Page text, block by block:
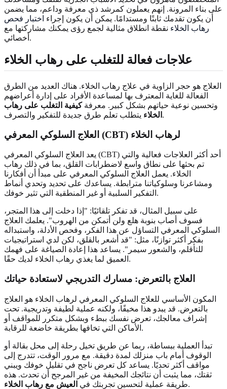
على بناء المرونة. إنهم يعملون كمرشد ذي معرفة وداعم، مما يضمن
أن يكون تقدمك ثابتًا ومستدامًا. يمكن أن يكون إجراء اختبار فحص
رهاب الخلاء نقطة انطلاق مثالية لجمع رؤى يمكنك مشاركتها مع
أخصائي.
علاجات فعالة للتغلب على رهاب الخلاء
العلاج هو حجر الزاوية في علاج رهاب الخلاء. هناك العديد من الطرق
الفعالة للغاية المعترف بها لمساعدة الأفراد على إدارة أعراضهم
وتحسين نوعية حياتهم بشكل كبير. معرفةكيفية التغلب على رهاب
الخلاء يتطلب تعلم طرق جديدة للتفكير والتصرف.
العلاج السلوكي المعرفي (CBT) لرهاب الخلاء
يعد العلاج السلوكي المعرفي (CBT) أحد أكثر العلاجات فعالية والتي
تم بحثها على نطاق واسع لاضطرابات القلق، بما في ذلك رهاب
الخلاء. يعمل العلاج السلوكي المعرفي على مبدأ أن أفكارنا
ومشاعرنا وسلوكياتنا مترابطة. يساعدك على تحديد وتحدي أنماط
التفكير السلبية أو غير المنطقية التي تثير خوفك.
على سبيل المثال، قد تفكر تلقائيًا: "إذا دخلت إلى هذا المتجر،
فسوف أصاب بنوبة هلع ولن أتمكن من الهروب". يعلمك العلاج
السلوكي المعرفي التساؤل عن هذا الفكر، وفحص الأدلة، واستبداله
بفكر أكثر توازنًا، مثل: "قد أشعر بالقلق، لكن لدي استراتيجيات
للتأقلم، والشعور سيمر". يساعد هذا إعادة الصياغة على فهمك
العميق لما يغذي رهاب الخلاء لديك حقًا.
العلاج بالتعرض: مسارك التدريجي لاستعادة حياتك
المكون الأساسي للعلاج السلوكي المعرفي لرهاب الخلاء هو العلاج
بالتعرض. قد يبدو هذا مخيفًا، ولكنه عملية لطيفة وتدريجية. تحت
إشراف معالجك، تعرض نفسك ببطء وبشكل متكرر للمواقف أو
الأماكن التي تخافها بطريقة خاضعة للرقابة.
تبدأ العملية ببساطة، ربما عن طريق تخيل رحلة إلى محل بقالة أو
الوقوف أمام باب منزلك لمدة دقيقة. مع مرور الوقت، تتدرج إلى
مواقف أكثر تحديًا. يساعد كل تعرض ناجح في تقليل خوفك ويبني
ثقتك، مما يثبت أن نتائجك المخيفة من غير المرجح أن تحدث. هذه
طريقة عملية لتحسين تجربتك في العيش مع رهاب الخلاء .